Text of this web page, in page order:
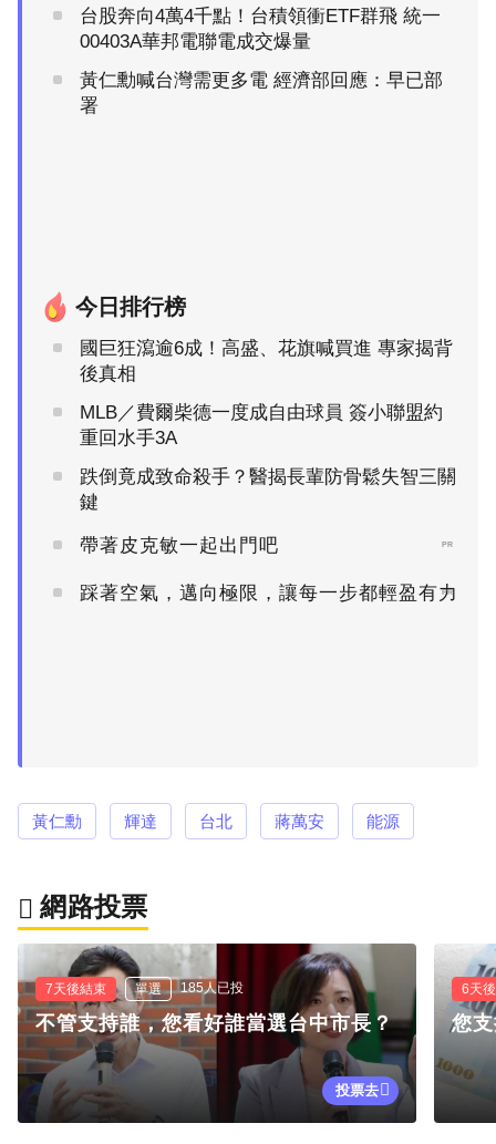
台股奔向4萬4千點！台積領衝ETF群飛 統一
00403A華邦電聯電成交爆量
黃仁勳喊台灣需更多電 經濟部回應：早已部
署
今日排行榜
國巨狂瀉逾6成！高盛、花旗喊買進 專家揭背
後真相
MLB／費爾柴德一度成自由球員 簽小聯盟約
重回水手3A
跌倒竟成致命殺手？醫揭長輩防骨鬆失智三關
鍵
帶著皮克敏一起出門吧 PR
踩著空氣，邁向極限，讓每一步都輕盈有力
PR
黃仁勳 輝達 台北 蔣萬安 能源
網路投票
7天後結束 單選 185人已投
不管支持誰，您看好誰當選台中市長？
投票去
6天
您